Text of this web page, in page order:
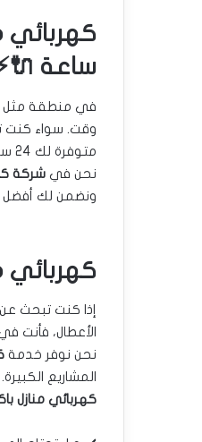
ساعة
في منطقة مثل
وقت. سواء كنت
متوفرة لك 24 ساعة يوميًا، بأسعار مناسبة وجودة لا تقارن.
نحن في شركة
ونضمن لك أفضل
كهربائي
إذا كنت تبحث عن
الأعطال، فأنت
نحن نوفر خدمة
المشاريع
كهربائي منازل